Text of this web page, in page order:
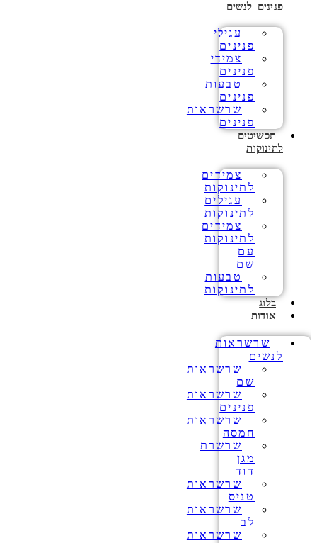
פנינים לנשים
עגילי
פנינים
צמידי
פנינים
טבעות
פנינים
שרשראות
פנינים
תכשיטים
לתינוקות
צמידים
לתינוקות
עגילים
לתינוקות
צמידים
לתינוקות
עם
שם
טבעות
לתינוקות
בלוג
אודות
שרשראות
לנשים
שרשראות
שם
שרשראות
פנינים
שרשראות
חמסה
שרשרת
מגן
דוד
שרשראות
טניס
שרשראות
לב
שרשראות